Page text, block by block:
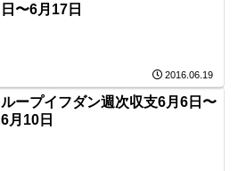
日〜6月17日
2016.06.19
ループイフダン週次収支6月6日〜
6月10日